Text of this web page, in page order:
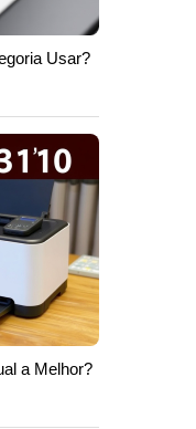
Usar?
a Melhor?